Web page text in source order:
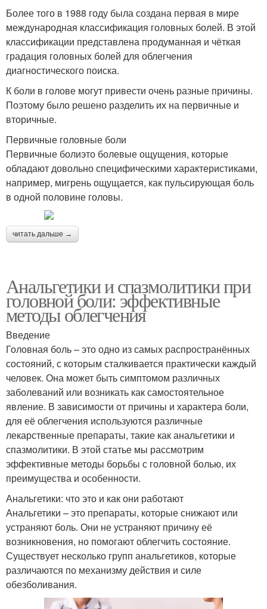
Более того в 1988 году была создана первая в мире
международная классификация головных болей. В этой
классификации представлена продуманная и чёткая
градация головных болей для облегчения
диагностического поиска.
К боли в голове могут привести очень разные причины.
Поэтому было решено разделить их на первичные и
вторичные.
Первичные головные боли
Первичные болиэто болевые ощущения, которые
обладают довольно специфическими характеристиками,
например, мигрень ощущается, как пульсирующая боль
в одной половине головы.
читать дальше →
Анальгетики и спазмолитики при
головной боли: эффективные
методы облегчения
Введение
Головная боль – это одно из самых распространённых
состояний, с которым сталкивается практически каждый
человек. Она может быть симптомом различных
заболеваний или возникать как самостоятельное
явление. В зависимости от причины и характера боли,
для её облегчения используются различные
лекарственные препараты, такие как анальгетики и
спазмолитики. В этой статье мы рассмотрим
эффективные методы борьбы с головной болью, их
преимущества и особенности.
Анальгетики: что это и как они работают
Анальгетики – это препараты, которые снижают или
устраняют боль. Они не устраняют причину её
возникновения, но помогают облегчить состояние.
Существует несколько групп анальгетиков, которые
различаются по механизму действия и силе
обезболивания.